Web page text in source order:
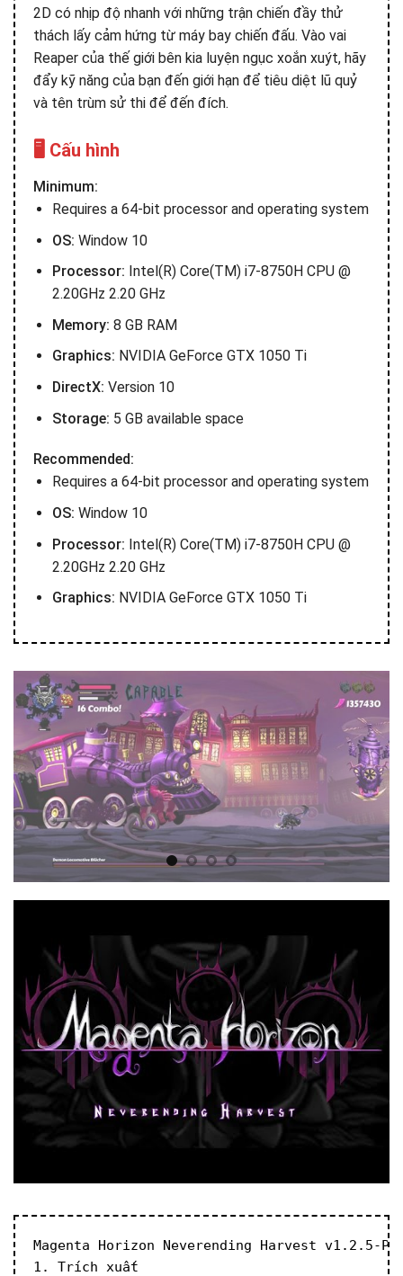
2D có nhịp độ nhanh với những trận chiến đầy thử
thách lấy cảm hứng từ máy bay chiến đấu. Vào vai
Reaper của thế giới bên kia luyện ngục xoắn xuýt, hãy
đẩy kỹ năng của bạn đến giới hạn để tiêu diệt lũ quỷ
và tên trùm sử thi để đến đích.
🖥️ Cấu hình
Minimum:
Requires a 64-bit processor and operating system
OS: Window 10
Processor: Intel(R) Core(TM) i7-8750H CPU @
2.20GHz 2.20 GHz
Memory: 8 GB RAM
Graphics: NVIDIA GeForce GTX 1050 Ti
DirectX: Version 10
Storage: 5 GB available space
Recommended:
Requires a 64-bit processor and operating system
OS: Window 10
Processor: Intel(R) Core(TM) i7-8750H CPU @
2.20GHz 2.20 GHz
Graphics: NVIDIA GeForce GTX 1050 Ti
Magenta Horizon Neverending Harvest v1.2.5-
1. Trích xuất